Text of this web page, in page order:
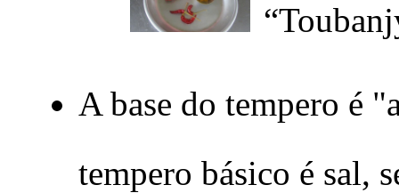
A base do tempero é
tempero básico é sal,